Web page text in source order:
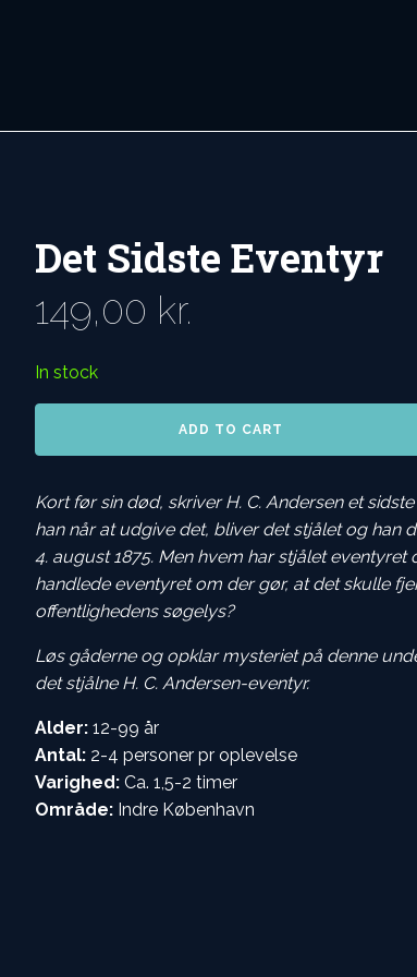
Det Sidste Eventyr
149,00 kr.
In stock
ADD TO CART
Kort før sin død, skriver H. C. Andersen et
han når at udgive det, bliver det stjålet og han
4. august 1875. Men hvem har stjålet eventyret
handlede eventyret om der gør, at det skulle
offentlighedens søgelys?
Løs gåderne og opklar mysteriet på denne
det stjålne H. C. Andersen-eventyr.
Alder: 12-99 år
Antal: 2-4 personer pr oplevelse
Varighed: Ca. 1,5-2 timer
Område: Indre København